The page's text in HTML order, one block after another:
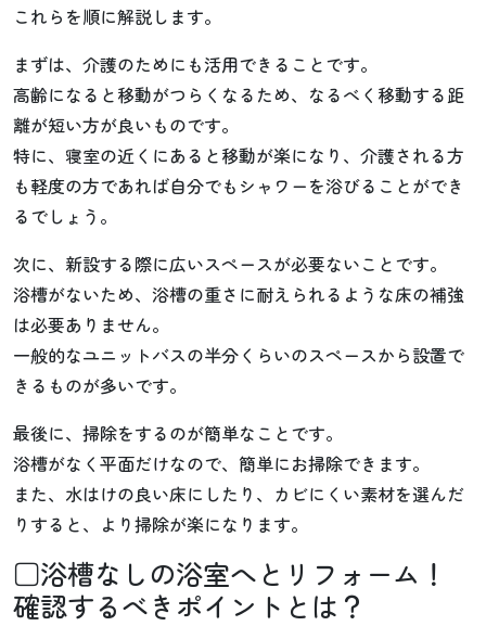
これらを順に解説します。
まずは、介護のためにも活用できることです。
高齢になると移動がつらくなるため、なるべく移動する距
離が短い方が良いものです。
特に、寝室の近くにあると移動が楽になり、介護される方
も軽度の方であれば自分でもシャワーを浴びることができ
るでしょう。
次に、新設する際に広いスペースが必要ないことです。
浴槽がないため、浴槽の重さに耐えられるような床の補強
は必要ありません。
一般的なユニットバスの半分くらいのスペースから設置で
きるものが多いです。
最後に、掃除をするのが簡単なことです。
浴槽がなく平面だけなので、簡単にお掃除できます。
また、水はけの良い床にしたり、カビにくい素材を選んだ
りすると、より掃除が楽になります。
□浴槽なしの浴室へとリフォーム！
確認するべきポイントとは？